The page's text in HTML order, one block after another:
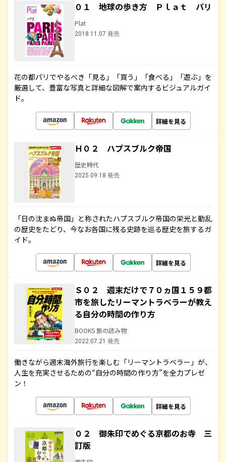
０１ 地球の歩き方 Ｐｌａｔ パリ
Plat
2018.11.07 発売
花の都パリでやるべき「見る」「買う」「食べる」「遊ぶ」を
厳選して、豊富な写真と詳細な図解で案内するビジュアルガイ
ド。
詳細を見る
Ｈ０２ ハプスブルク帝国
歴史時代
2025.09.18 発売
「日の沈まぬ帝国」と称されたハプスブルク帝国の栄光と動乱
の歴史をたどり、今なお各国に残る史跡を巡る歴史を旅するガ
イド。
詳細を見る
Ｓ０２ 週末だけで７０ヵ国１５９都
市を旅したリーマントラベラーが教え
る自分の時間の作り方
BOOKS 旅の読み物
2022.07.21 発売
働きながら週末海外旅行を楽しむ「リーマントラベラー」が、
人生を充実させるための“自分の時間の作り方”を全力プレゼ
ン！
詳細を見る
０２ 御朱印でめぐる京都のお寺 三
訂版